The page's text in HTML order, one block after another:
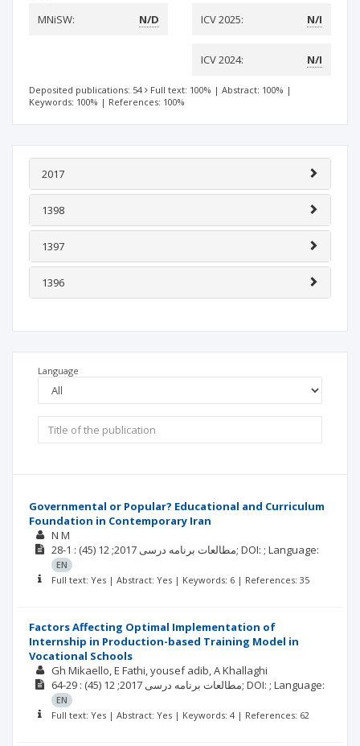
MNiSW:
N/D ICV 2025: N/I
ICV 2024: N/I
Deposited publications: 54 Full text: 100% | Abstract: 100% |
Keywords: 100% | References: 100%
2017
1398
1397
1396
Language
Governmental or Popular? Educational and Curriculum
Foundation in Contemporary Iran
N M
مطالعات برنامه درسی 2017; 12
(45) : 1-28; DOI: ; Language:
EN
Full text: Yes | Abstract: Yes | Keywords: 6 | References: 35
Factors Affecting Optimal Implementation of
Internship in Production-based Training Model in
Vocational Schools
Gh Mikaello E Fathi yousef adib A Khallaghi
مطالعات برنامه درسی 2017; 12
(45) : 29-64; DOI: ; Language:
EN
Full text: Yes | Abstract: Yes | Keywords: 4 | References: 62